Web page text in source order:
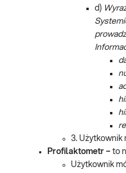
d)
3. Użytkownik
Profilaktometr – to
Użytkownik